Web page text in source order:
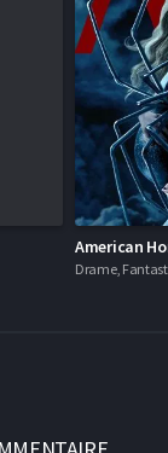
American